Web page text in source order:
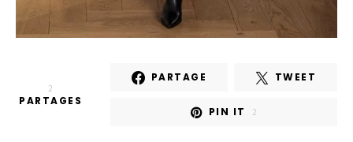
2
PARTAGES
PARTAGE TWEET
PIN IT 2